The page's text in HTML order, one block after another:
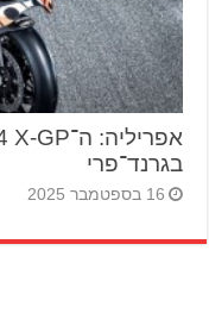
בגרנד־פרי
16 בספטמבר 2025